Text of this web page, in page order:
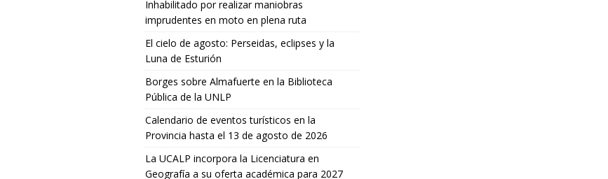
Inhabilitado por realizar maniobras
imprudentes en moto en plena ruta
El cielo de agosto: Perseidas, eclipses y la
Luna de Esturión
Borges sobre Almafuerte en la Biblioteca
Pública de la UNLP
Calendario de eventos turísticos en la
Provincia hasta el 13 de agosto de 2026
La UCALP incorpora la Licenciatura en
Geografía a su oferta académica para 2027